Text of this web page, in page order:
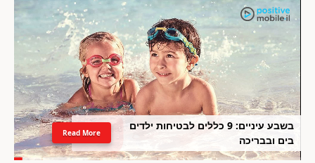
בשבע עיניים: 9 כללים לבטיחות ילדים
בים ובבריכה
Read More